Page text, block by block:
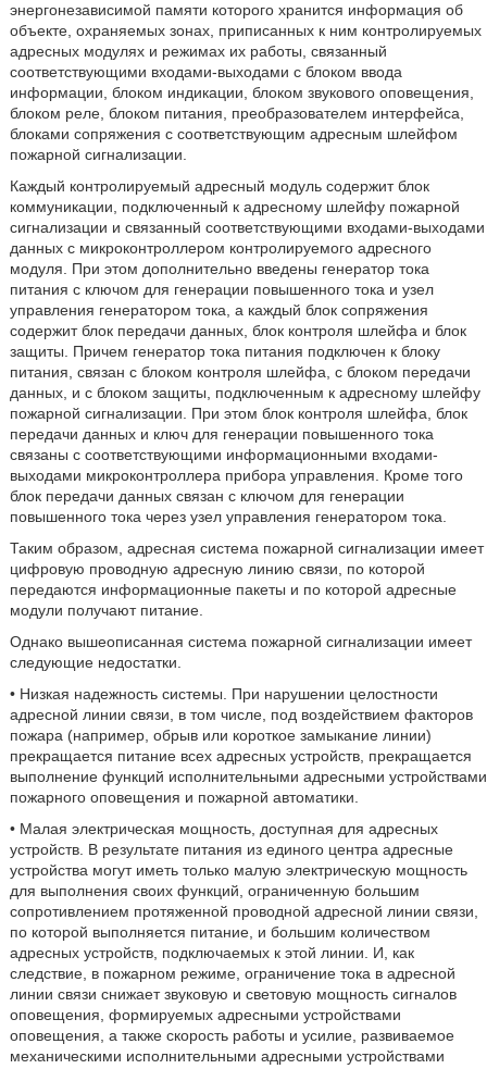
энергонезависимой памяти которого хранится информация об
объекте, охраняемых зонах, приписанных к ним контролируемых
адресных модулях и режимах их работы, связанный
соответствующими входами-выходами с блоком ввода
информации, блоком индикации, блоком звукового оповещения,
блоком реле, блоком питания, преобразователем интерфейса,
блоками сопряжения с соответствующим адресным шлейфом
пожарной сигнализации.
Каждый контролируемый адресный модуль содержит блок
коммуникации, подключенный к адресному шлейфу пожарной
сигнализации и связанный соответствующими входами-выходами
данных с микроконтроллером контролируемого адресного
модуля. При этом дополнительно введены генератор тока
питания с ключом для генерации повышенного тока и узел
управления генератором тока, а каждый блок сопряжения
содержит блок передачи данных, блок контроля шлейфа и блок
защиты. Причем генератор тока питания подключен к блоку
питания, связан с блоком контроля шлейфа, с блоком передачи
данных, и с блоком защиты, подключенным к адресному шлейфу
пожарной сигнализации. При этом блок контроля шлейфа, блок
передачи данных и ключ для генерации повышенного тока
связаны с соответствующими информационными входами-
выходами микроконтроллера прибора управления. Кроме того
блок передачи данных связан с ключом для генерации
повышенного тока через узел управления генератором тока.
Таким образом, адресная система пожарной сигнализации имеет
цифровую проводную адресную линию связи, по которой
передаются информационные пакеты и по которой адресные
модули получают питание.
Однако вышеописанная система пожарной сигнализации имеет
следующие недостатки.
• Низкая надежность системы. При нарушении целостности
адресной линии связи, в том числе, под воздействием факторов
пожара (например, обрыв или короткое замыкание линии)
прекращается питание всех адресных устройств, прекращается
выполнение функций исполнительными адресными устройствами
пожарного оповещения и пожарной автоматики.
• Малая электрическая мощность, доступная для адресных
устройств. В результате питания из единого центра адресные
устройства могут иметь только малую электрическую мощность
для выполнения своих функций, ограниченную большим
сопротивлением протяженной проводной адресной линии связи,
по которой выполняется питание, и большим количеством
адресных устройств, подключаемых к этой линии. И, как
следствие, в пожарном режиме, ограничение тока в адресной
линии связи снижает звуковую и световую мощность сигналов
оповещения, формируемых адресными устройствами
оповещения, а также скорость работы и усилие, развиваемое
механическими исполнительными адресными устройствами